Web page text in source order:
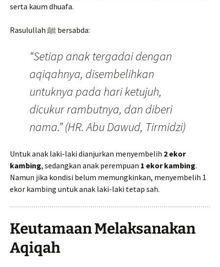
serta kaum dhuafa.
Rasulullah ﷺ bersabda:
“Setiap anak tergadai dengan
aqiqahnya, disembelihkan
untuknya pada hari ketujuh,
dicukur rambutnya, dan diberi
nama.” (HR. Abu Dawud, Tirmidzi)
Untuk anak laki-laki dianjurkan menyembelih 2 ekor
kambing, sedangkan anak perempuan 1 ekor kambing.
Namun jika kondisi belum memungkinkan, menyembelih 1
ekor kambing untuk anak laki-laki tetap sah.
Keutamaan Melaksanakan
Aqiqah